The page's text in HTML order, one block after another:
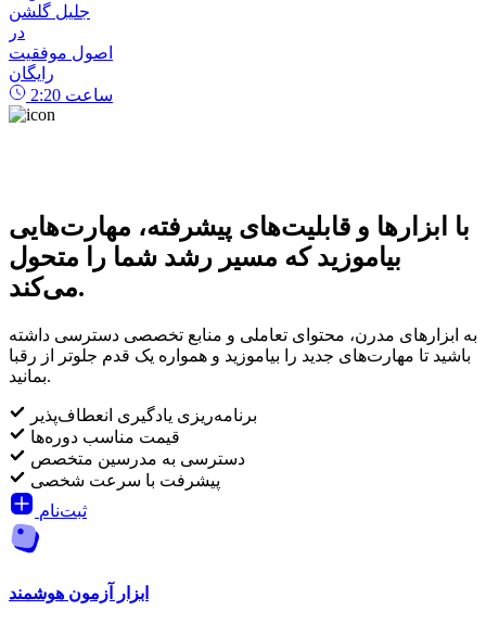
جلیل گلشن
در
اصول موفقیت
رایگان
2:20 ساعت
با ابزارها و قابلیت‌های پیشرفته، مهارت‌هایی
بیاموزید که مسیر رشد شما را متحول
می‌کند.
به ابزارهای مدرن، محتوای تعاملی و منابع تخصصی دسترسی داشته
باشید تا مهارت‌های جدید را بیاموزید و همواره یک قدم جلوتر از رقبا
بمانید.
برنامه‌ریزی یادگیری انعطاف‌پذیر
قیمت مناسب دوره‌ها
دسترسی به مدرسین متخصص
پیشرفت با سرعت شخصی
ثبت‌نام
ابزار آزمون هوشمند